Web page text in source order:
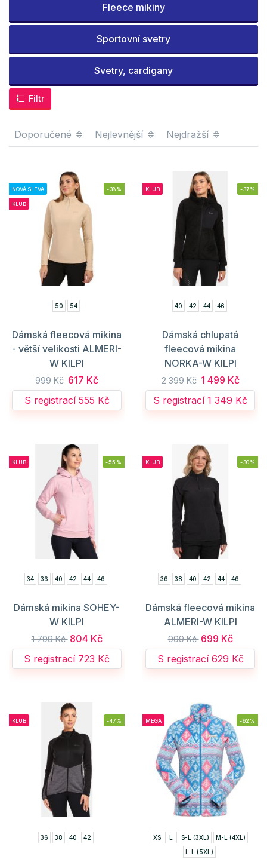
Fleece mikiny
Sportovní svetry
Svetry, cardigany
Filtr
Doporučené Nejlevnější Nejdražší
NOVÁ SLEVA
KLUB
-38%
50 54
Dámská fleecová mikina
- větší velikosti ALMERI-
W KILPI
999 Kč 617 Kč
S registrací 555 Kč
KLUB -37%
40 42 44 46
Dámská chlupatá
fleecová mikina
NORKA-W KILPI
2 399 Kč 1 499 Kč
S registrací 1 349 Kč
KLUB -55%
34 36 40 42 44 46
Dámská mikina SOHEY-
W KILPI
1 799 Kč 804 Kč
S registrací 723 Kč
KLUB -30%
36 38 40 42 44 46
Dámská fleecová mikina
ALMERI-W KILPI
999 Kč 699 Kč
S registrací 629 Kč
KLUB -47%
36 38 40 42
MEGA -62%
XS L S-L (3XL)
M-L (4XL)
L-L (5XL)